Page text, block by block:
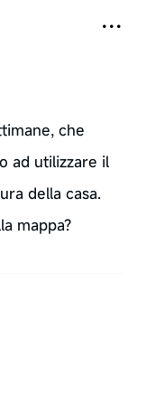
che
ad utilizzare il
della casa.
mappa?